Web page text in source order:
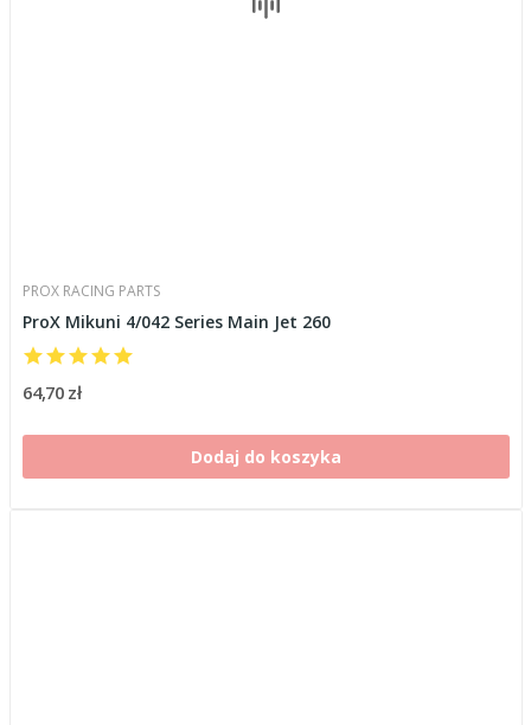
PROX RACING PARTS
ProX Mikuni 4/042 Series Main Jet 260
64,70 zł
Dodaj do koszyka